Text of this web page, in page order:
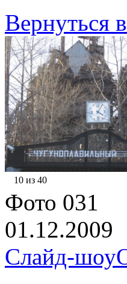
Вернуться
10 из 40
Фото 031
01.12.2009
Слайд-шоу